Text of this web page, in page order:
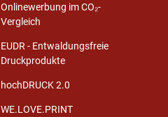
Onlinewerbung im CO₂-
Vergleich
EUDR - Entwaldungsfreie
Druckprodukte
hochDRUCK 2.0
WE.LOVE.PRINT